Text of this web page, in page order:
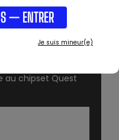
— ENTRER
Je suis mineur(e)
LOST VAPE :
aujourd'hui la
au chipset Quest